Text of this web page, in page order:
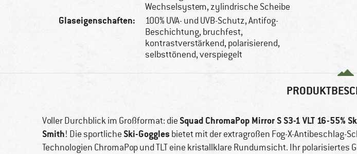
Wechselsystem, zylindrische Scheibe
Glaseigenschaften:
100% UVA- und UVB-Schutz, Antifog-
Beschichtung, bruchfest,
kontrastverstärkend, polarisierend,
selbsttönend, verspiegelt
Voller Durchblick im Großformat: dieSquad ChromaPop Mirror S S3-1 VLT 16-55%
Smith! Die sportlicheSki-Goggles bietet mit der extragroßen Fog-X-Antibeschlag-
Technologien ChromaPop und TLT eine kristallklare Rundumsicht. Ihr polarisiertes